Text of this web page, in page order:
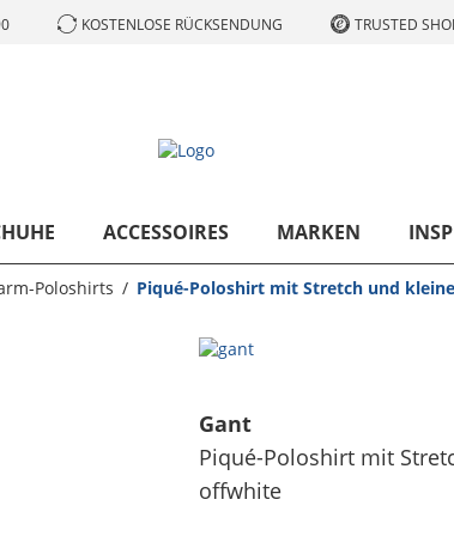
KOSTENLOSE RÜCKSENDUNG TRUSTED
ACCESSOIRES MARKEN
Poloshirts Piqué-Poloshirt mit Stretch und
Gant
Piqué-Poloshirt mit
offwhite